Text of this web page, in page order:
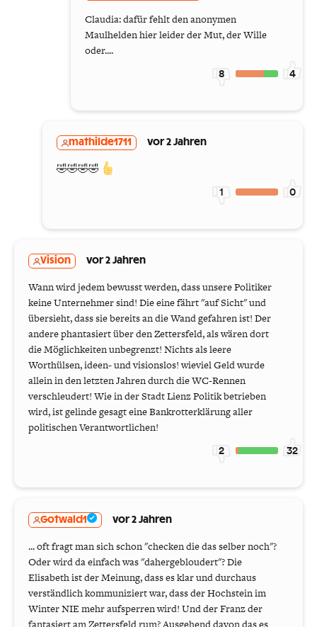
Claudia: dafür fehlt den anonymen
Maulhelden hier leider der Mut, der Wille
oder....
8 4
mathilde1711 vor 2 Jahren
🤣🤣🤣🤣
1 0
Vision vor 2 Jahren
Wann wird jedem bewusst werden, dass unsere Politiker
keine Unternehmer sind! Die eine fährt "auf Sicht" und
übersieht, dass sie bereits an die Wand gefahren ist! Der
andere phantasiert über den Zettersfeld, als wären dort
die Möglichkeiten unbegrenzt! Nichts als leere
Worthülsen, ideen- und visionslos! wieviel Geld wurde
allein in den letzten Jahren durch die WC-Rennen
verschleudert! Wie in der Stadt Lienz Politik betrieben
wird, ist gelinde gesagt eine Bankrotterklärung aller
politischen Verantwortlichen!
2 32
Gotwald1 vor 2 Jahren
... oft fragt man sich schon "checken die das selber noch"?
Oder wird da einfach was "dahergebloudert"? Die
Elisabeth ist der Meinung, dass es klar und durchaus
verständlich kommuniziert war, dass der Hochstein im
Winter NIE mehr aufsperren wird! Und der Franz der
fantasiert am Zettersfeld rum? Ausgehend davon das es